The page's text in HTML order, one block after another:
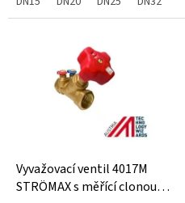
Vyvažovací ventil 4017M
STRÖMAX s měřící clonou